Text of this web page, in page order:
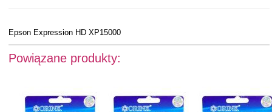
Epson Expression HD XP15000
Powiązane produkty: